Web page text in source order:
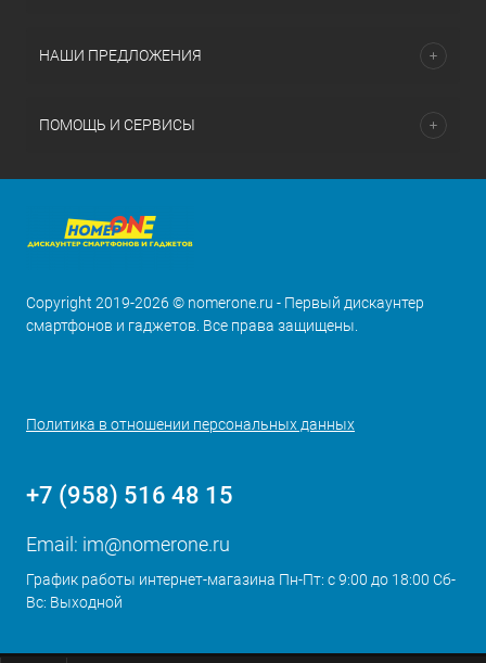
НАШИ ПРЕДЛОЖЕНИЯ
ПОМОЩЬ И СЕРВИСЫ
Copyright 2019-2026 © nomerone.ru - Первый дискаунтер
смартфонов и гаджетов. Все права защищены.
Политика в отношении персональных данных
+7 (958) 516 48 15
Email: im@nomerone.ru
График работы интернет-магазина Пн-Пт: с 9:00 до 18:00 Сб-
Вс: Выходной